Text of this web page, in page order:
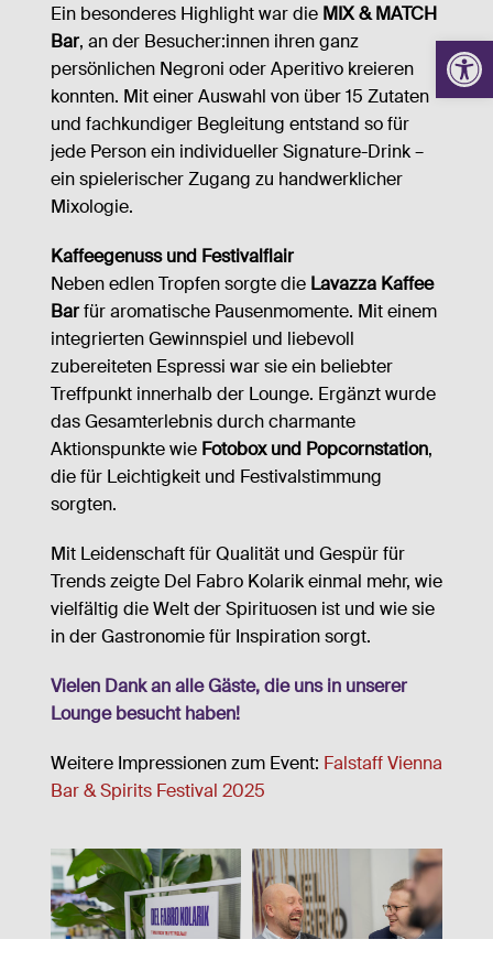
Ein besonderes Highlight war die MIX & MATCH
Bar, an der Besucher:innen ihren ganz
persönlichen Negroni oder Aperitivo kreieren
konnten. Mit einer Auswahl von über 15 Zutaten
und fachkundiger Begleitung entstand so für
jede Person ein individueller Signature-Drink –
ein spielerischer Zugang zu handwerklicher
Mixologie.
Kaffeegenuss und Festivalflair
Neben edlen Tropfen sorgte die Lavazza Kaffee
Barfür aromatische Pausenmomente. Mit einem
integrierten Gewinnspiel und liebevoll
zubereiteten Espressi war sie ein beliebter
Treffpunkt innerhalb der Lounge. Ergänzt wurde
das Gesamterlebnis durch charmante
Aktionspunkte wie Fotobox und Popcornstation,
die für Leichtigkeit und Festivalstimmung
sorgten.
Mit Leidenschaft für Qualität und Gespür für
Trends zeigte Del Fabro Kolarik einmal mehr, wie
vielfältig die Welt der Spirituosen ist und wie sie
in der Gastronomie für Inspiration sorgt.
Vielen Dank an alle Gäste, die uns in unserer
Lounge besucht haben!
Weitere Impressionen zum Event: Falstaff Vienna
Bar & Spirits Festival 2025